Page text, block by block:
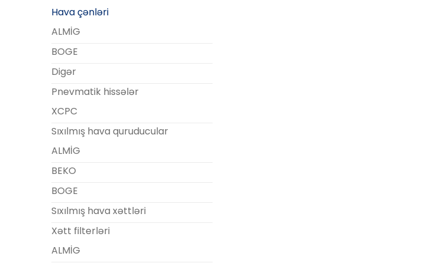
Hava çənləri
ALMİG
BOGE
Digər
Pnevmatik hissələr
XCPC
Sıxılmış hava quruducular
ALMİG
BEKO
BOGE
Sıxılmış hava xəttləri
Xətt filterləri
ALMİG